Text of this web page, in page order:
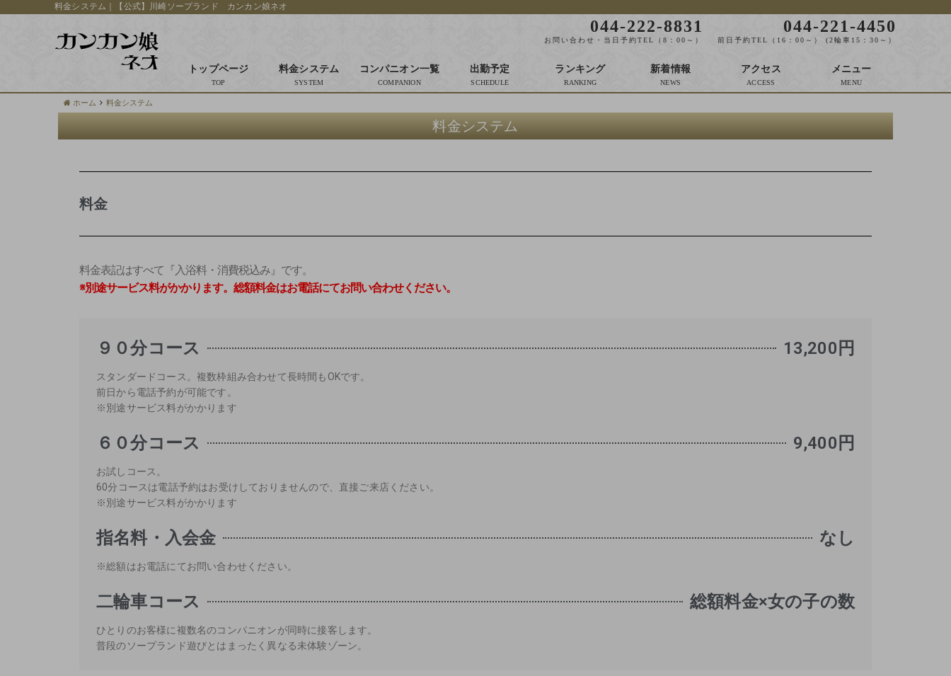
料金システム｜【公式】川崎ソープランド カンカン娘ネオ
044-222-8831
お問い合わせ・当日予約TEL（8：00～）
044-221-4450
前日予約TEL（16：00～） (2輪車15：30～）
トップページ 料金システム コンパニオン一覧 出勤予定 ランキング 新着情報 アクセス メニュー
ホーム 料金システム
料金システム
料金
料金表記はすべて『入浴料・消費税込み』です。
※別途サービス料がかかります。総額料金はお電話にてお問い合わせください。
９０分コース 13,200円
スタンダードコース。複数枠組み合わせて長時間もOKです。
前日から電話予約が可能です。
※別途サービス料がかかります
６０分コース 9,400円
お試しコース。
60分コースは電話予約はお受けしておりませんので、直接ご来店ください。
※別途サービス料がかかります
指名料・入会金 なし
※総額はお電話にてお問い合わせください。
二輪車コース 総額料金×女の子の数
ひとりのお客様に複数名のコンパニオンが同時に接客します。
普段のソープランド遊びとはまったく異なる未体験ゾーン。